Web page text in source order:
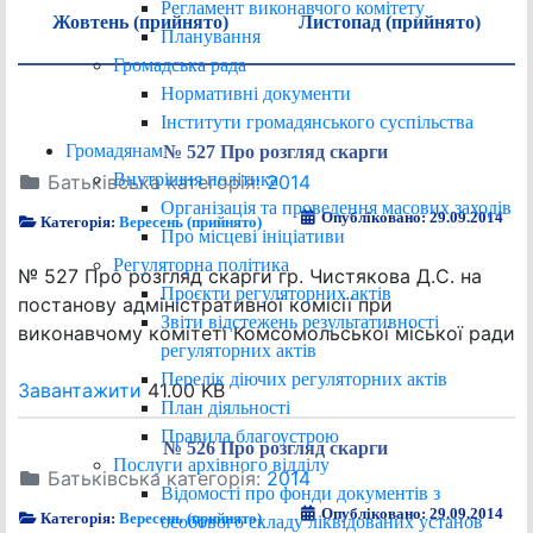
Регламент виконавчого комітету
Планування
Громадська рада
Нормативні документи
Інститути громадянського суспільства
Громадянам
Внутрішня політика
Організація та проведення масових заходів
Про місцеві ініціативи
Регуляторна політика
Проєкти регуляторних актів
Звіти відстежень результативності
регуляторних актів
Перелік діючих регуляторних актів
План діяльності
Правила благоустрою
Послуги архівного відділу
Відомості про фонди документів з
особового складу ліквідованих установ
№ 527 Про розгляд скарги
Батьківська категорія:2014
Категорія:Вересень (прийнято) Опубліковано: 29.09.2014
№ 527 Про розгляд скарги гр. Чистякова Д.С. на
постанову адміністративної комісії при
виконавчому комітеті Комсомольської міської ради
Завантажити41.00 KB
№ 526 Про розгляд скарги
Батьківська категорія:2014
Категорія:Вересень (прийнято) Опубліковано: 29.09.2014
Жовтень (прийнято) Листопад (прийнято)